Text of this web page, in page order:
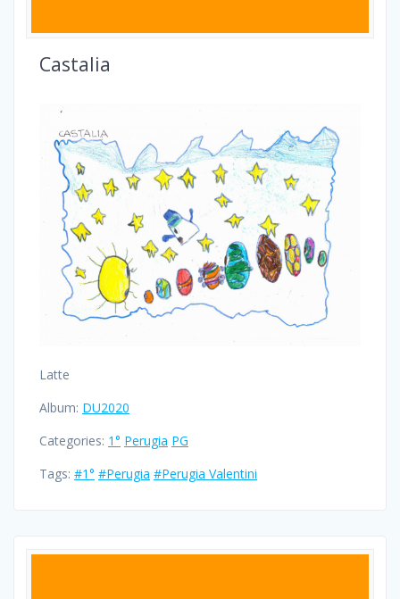
Castalia
Latte
Album: DU2020
Categories: 1° Perugia PG
Tags: #1° #Perugia #Perugia Valentini